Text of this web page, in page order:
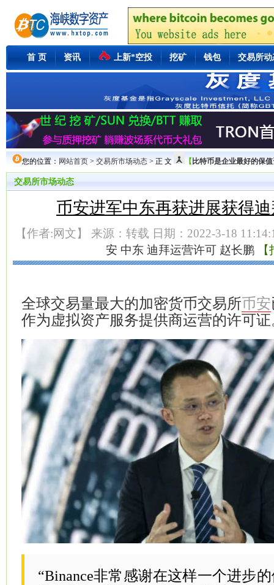
首 页 资讯 上新*空投 挖矿 钱包 交易所动
您的位置： 网站首页 > 交易所市场动态 > 正 文 【 比特币是企业最好的保
交易所市场动态
币安进军中东再获进展获得
【作者:网文】 来源：转载 日期：2022-3-18
安 中东 迪拜运营许可 赵长鹏
全球交易量最大的加密货币交易所币安
作为虚拟资产服务提供商运营的许可
“Binance非常感谢在这样一个进步